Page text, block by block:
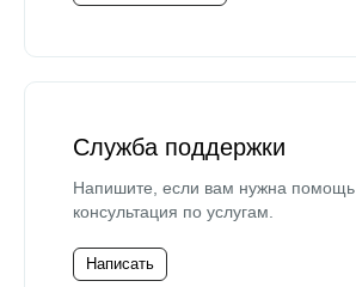
Служба поддержки
Напишите, если вам нужна
консультация по услугам.
Написать